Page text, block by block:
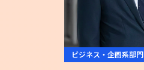
ビジネス・企画系部門